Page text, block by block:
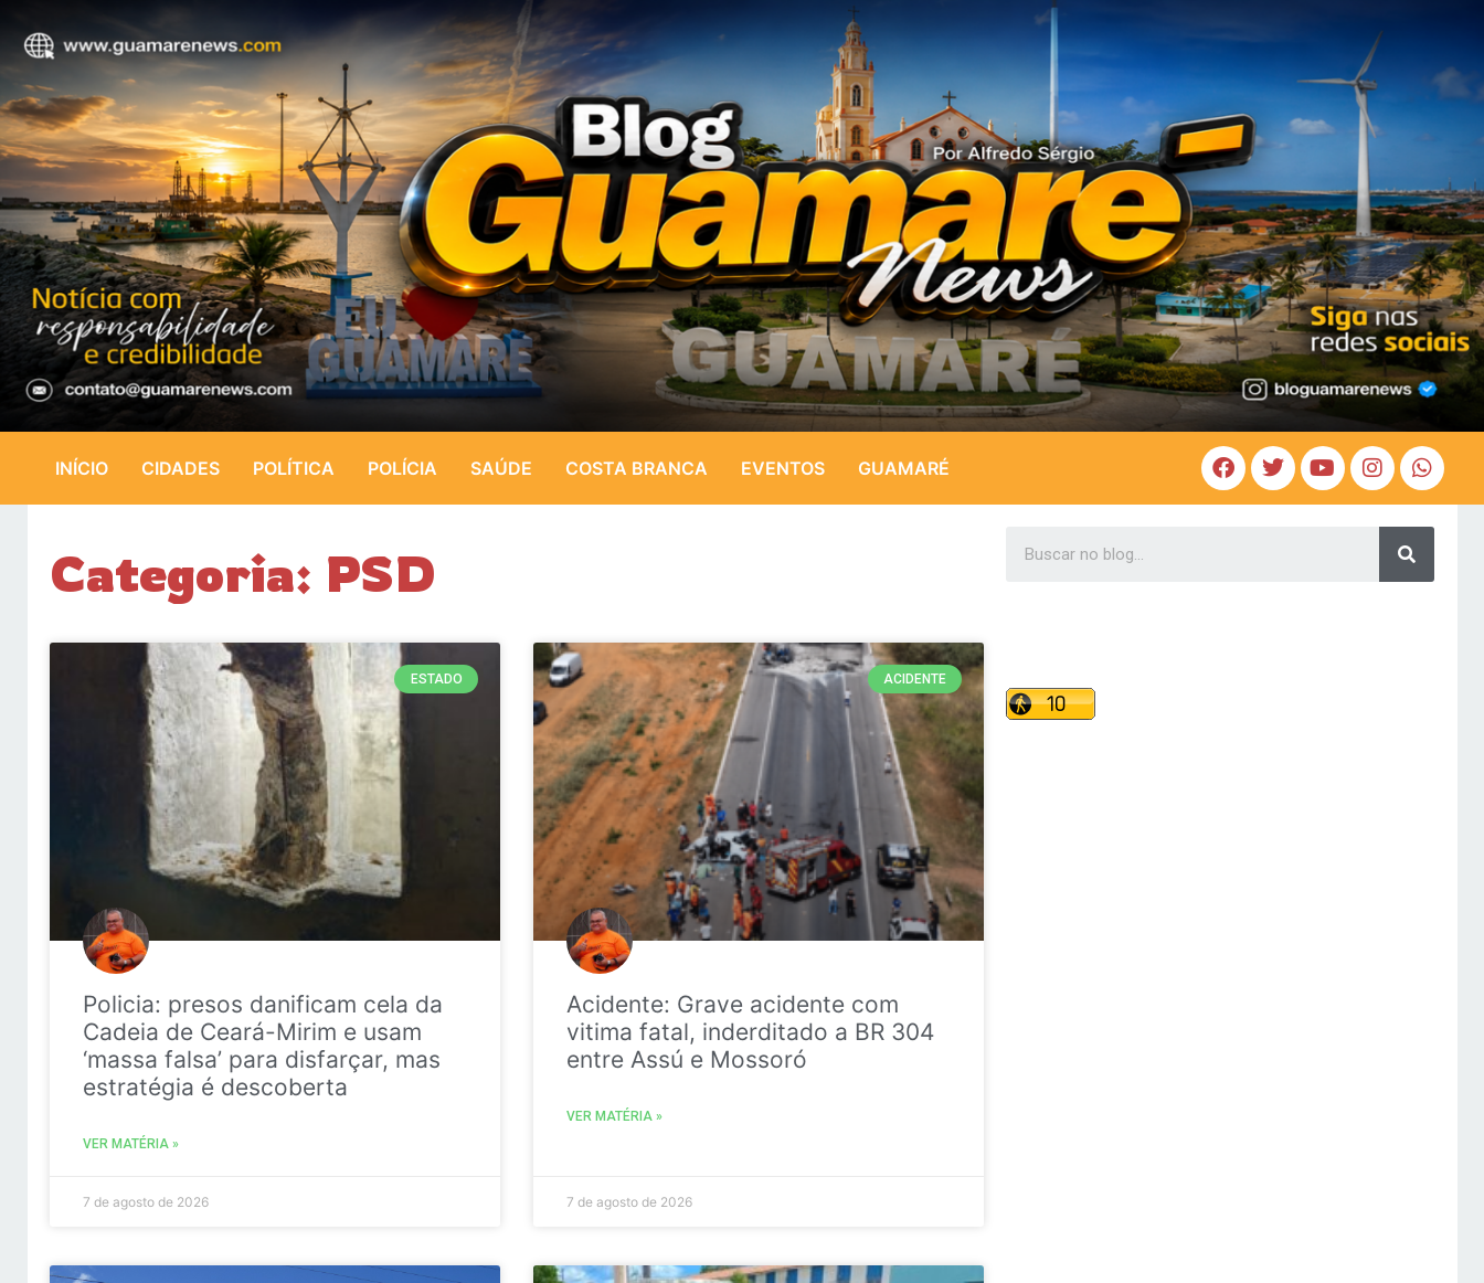
INÍCIO CIDADES POLÍTICA POLÍCIA SAÚDE COSTA BRANCA EVENTOS GUAMARÉ
Categoria: PSD
ESTADO
Policia: presos danificam cela da
Cadeia de Ceará-Mirim e usam
‘massa falsa’ para disfarçar, mas
estratégia é descoberta
VER MATÉRIA »
7 de agosto de 2026
ACIDENTE
Acidente: Grave acidente com
vitima fatal, inderditado a BR 304
entre Assú e Mossoró
VER MATÉRIA »
7 de agosto de 2026